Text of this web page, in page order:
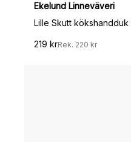
Ekelund Linneväveri
Lille Skutt
219 krRek. 220 kr